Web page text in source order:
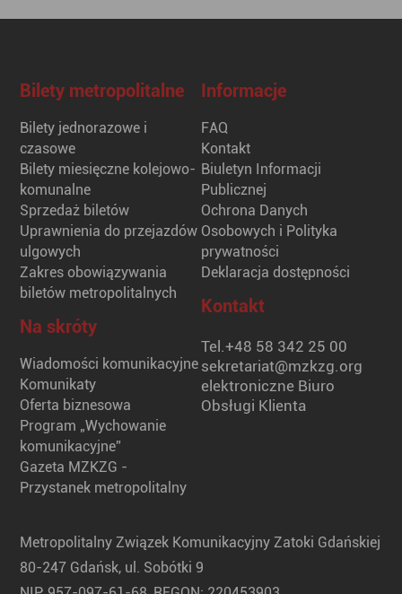
Bilety metropolitalne
Bilety jednorazowe i
czasowe
Bilety miesięczne kolejowo-
komunalne
Sprzedaż biletów
Uprawnienia do przejazdów
ulgowych
Zakres obowiązywania
biletów metropolitalnych
Na skróty
Wiadomości komunikacyjne
Komunikaty
Oferta biznesowa
Program „Wychowanie
komunikacyjne”
Gazeta MZKZG -
Przystanek metropolitalny
Informacje
FAQ
Kontakt
Biuletyn Informacji
Publicznej
Ochrona Danych
Osobowych i Polityka
prywatności
Deklaracja dostępności
Kontakt
Tel.+48 58 342 25 00
sekretariat@mzkzg.org
elektroniczne Biuro
Obsługi Klienta
Metropolitalny Związek Komunikacyjny Zatoki Gdańskiej
80-247 Gdańsk, ul. Sobótki 9